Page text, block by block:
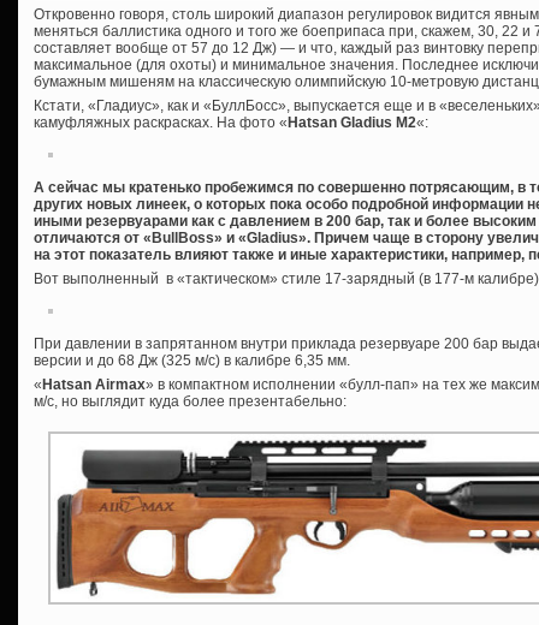
Откровенно говоря, столь широкий диапазон регулировок видится
меняться баллистика одного и того же боеприпаса при, скажем, 30, 22
составляет вообще от 57 до 12 Дж) — и что, каждый раз винтовку
максимальное (для охоты) и минимальное значения. Последнее
бумажным мишеням на классическую олимпийскую 10-метровую
Кстати, «Гладиус», как и «БуллБосс», выпускается еще и в
камуфляжных раскрасках. На фото « Hatsan Gladius M2«:
А сейчас мы кратенько пробежимся по совершенно потрясающим, в
других новых линеек, о которых пока особо подробной информации
иными резервуарами как с давлением в 200 бар, так и более
отличаются от «BullBoss» и «Gladius». Причем чаще в сторону
на этот показатель влияют также и иные характеристики, например,
Вот выполненный в «тактическом» стиле 17-зарядный (в 177-м
При давлении в запрятанном внутри приклада резервуаре 200 бар
версии и до 68 Дж (325 м/с) в калибре 6,35 мм.
« Hatsan Airmax» в компактном исполнении «булл-пап» на тех же
м/с, но выглядит куда более презентабельно: